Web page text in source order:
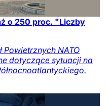
o 250 proc. "Liczby
Powietrznych NATO
dotyczące sytuacji na